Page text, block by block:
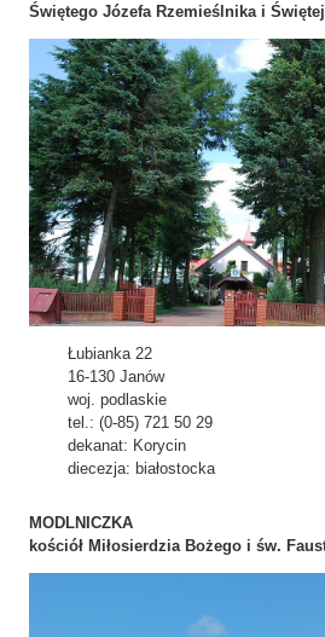
Świętego Józefa Rzemieślnika i
Łubianka 22
16-130 Janów
woj. podlaskie
tel.: (0-85) 721 50 29
dekanat: Korycin
diecezja: białostocka
MODLNICZKA
kościół Miłosierdzia Bożego i św.